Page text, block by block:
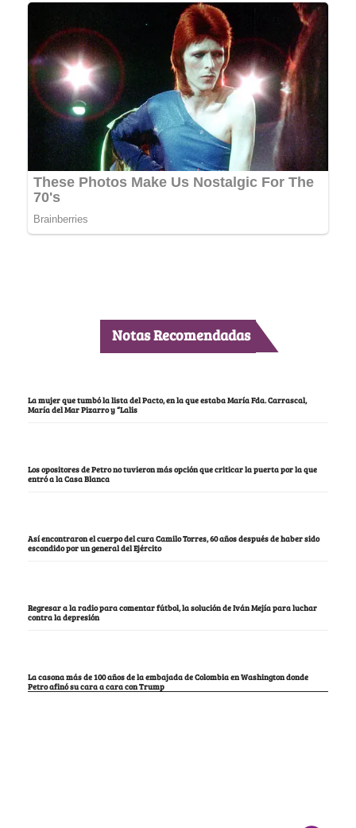
Notas Recomendadas
La mujer que tumbó la lista del Pacto, en la que estaba María Fda. Carrascal,
María del Mar Pizarro y “Lalis
Los opositores de Petro no tuvieron más opción que criticar la puerta por la que
entró a la Casa Blanca
Así encontraron el cuerpo del cura Camilo Torres, 60 años después de haber sido
escondido por un general del Ejército
Regresar a la radio para comentar fútbol, la solución de Iván Mejía para luchar
contra la depresión
La casona más de 100 años de la embajada de Colombia en Washington donde
Petro afinó su cara a cara con Trump